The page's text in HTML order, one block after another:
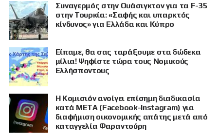
Συναγερμός στην Ουάσιγκτον για τα F-35
στην Τουρκία: «Σαφής και υπαρκτός
κίνδυνος» για Ελλάδα και Κύπρο
Είπαμε, θα σας ταράξουμε στα δώδεκα
μίλια! Ψηφίστε τώρα τους Νομικούς
Ελλήσποντους
Η Κομισιόν ανοίγει επίσημη διαδικασία
κατά META (Facebook-Instagram) για
διαφήμιση οικονομικής απάτης μετά από
καταγγελία Φαραντούρη